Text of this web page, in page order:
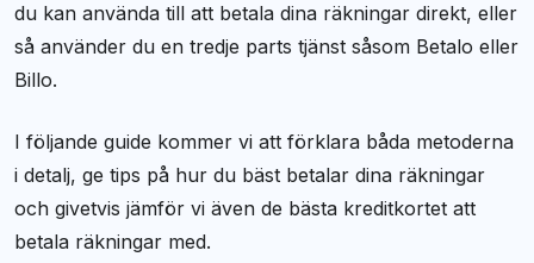
du kan använda till att betala dina räkningar direkt, eller
så använder du en tredje parts tjänst såsom Betalo eller
Billo.
I följande guide kommer vi att förklara båda metoderna
i detalj, ge tips på hur du bäst betalar dina räkningar
och givetvis jämför vi även de bästa kreditkortet att
betala räkningar med.